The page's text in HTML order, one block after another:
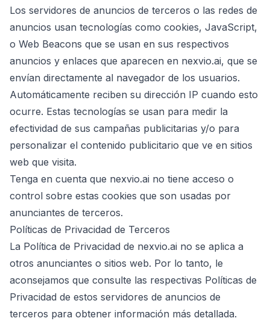
Los servidores de anuncios de terceros o las redes de
anuncios usan tecnologías como cookies, JavaScript,
o Web Beacons que se usan en sus respectivos
anuncios y enlaces que aparecen en nexvio.ai, que se
envían directamente al navegador de los usuarios.
Automáticamente reciben su dirección IP cuando esto
ocurre. Estas tecnologías se usan para medir la
efectividad de sus campañas publicitarias y/o para
personalizar el contenido publicitario que ve en sitios
web que visita.
Tenga en cuenta que nexvio.ai no tiene acceso o
control sobre estas cookies que son usadas por
anunciantes de terceros.
Políticas de Privacidad de Terceros
La Política de Privacidad de nexvio.ai no se aplica a
otros anunciantes o sitios web. Por lo tanto, le
aconsejamos que consulte las respectivas Políticas de
Privacidad de estos servidores de anuncios de
terceros para obtener información más detallada.